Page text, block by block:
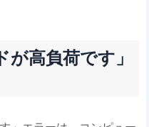
高負荷です」